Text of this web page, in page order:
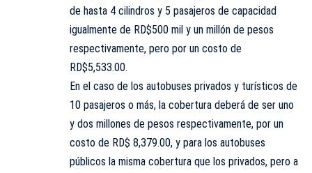
de hasta 4 cilindros y 5 pasajeros de capacidad
igualmente de RD$500 mil y un millón de pesos
respectivamente, pero por un costo de
RD$5,533.00.
En el caso de los autobuses privados y turísticos de
10 pasajeros o más, la cobertura deberá de ser uno
y dos millones de pesos respectivamente, por un
costo de RD$ 8,379.00, y para los autobuses
públicos la misma cobertura que los privados, pero a